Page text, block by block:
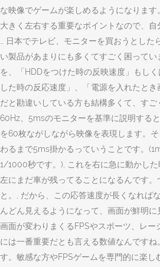
な映像でゲームが楽しめるようになりま
大きく左右する重要なポイントなので、
… 日本でテレビ、モニターを買おうとし
い製品があまりにも多くてすごく困って
を、「HDDをつけた時の反映速度」もし
した時の反応速度」、「電源を入れたとき
だと勘違いしている方も結構多くて、すご
60Hz、5msのモニターを基準に説明する
を60枚ながしながら映像を表現します。
わるまで5ms掛かるっていうことです。
1/1000秒です。), これを右に急に動かし
左にまだ車が残ってることになるんです。
と。, だから、この応答速度が長くなれば
んどん見えるようになって、画面が鮮明に
画面が変わりまくるFPSやスポーツ、レー
には一番重要だとも言える数値なんです
す。敏感な方やFPSゲームを専門的に楽